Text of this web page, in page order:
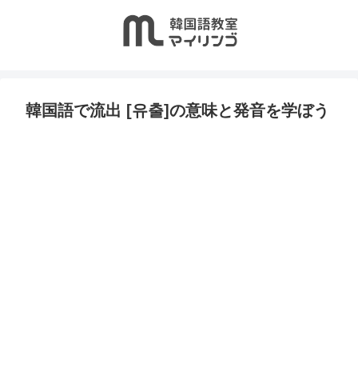
韓国語で流出 [유출]の意味と発音を学ぼう